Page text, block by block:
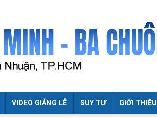
VIDEO GIẢNG LỄ SUY TƯ GIỚI THIỆU